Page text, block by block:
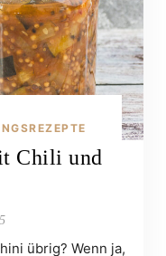
Chili und
übrig? Wenn ja,